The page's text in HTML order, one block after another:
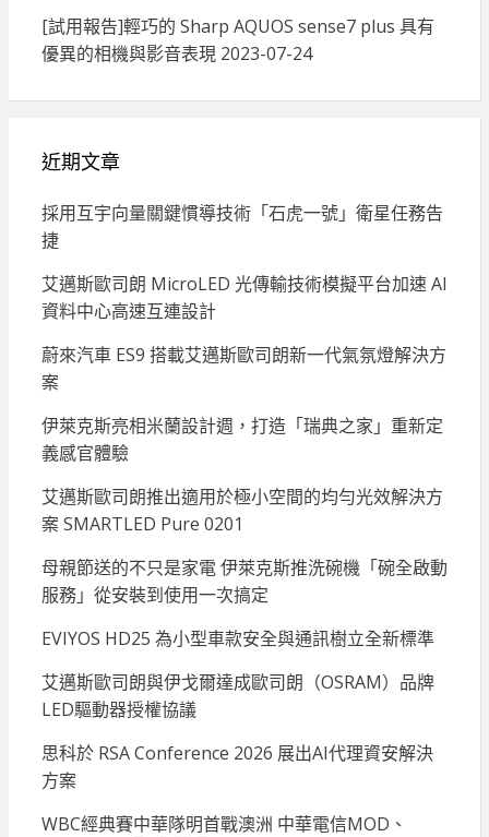
[試用報告]輕巧的 Sharp AQUOS sense7 plus 具有
優異的相機與影音表現 2023-07-24
近期文章
採用互宇向量關鍵慣導技術「石虎一號」衛星任務告
捷
艾邁斯歐司朗 MicroLED 光傳輸技術模擬平台加速 AI
資料中心高速互連設計
蔚來汽車 ES9 搭載艾邁斯歐司朗新一代氣氛燈解決方
案
伊萊克斯亮相米蘭設計週，打造「瑞典之家」重新定
義感官體驗
艾邁斯歐司朗推出適用於極小空間的均勻光效解決方
案 SMARTLED Pure 0201
母親節送的不只是家電 伊萊克斯推洗碗機「碗全啟動
服務」從安裝到使用一次搞定
EVIYOS HD25 為小型車款安全與通訊樹立全新標準
艾邁斯歐司朗與伊戈爾達成歐司朗（OSRAM）品牌
LED驅動器授權協議
思科於 RSA Conference 2026 展出AI代理資安解決
方案
WBC經典賽中華隊明首戰澳洲 中華電信MOD、